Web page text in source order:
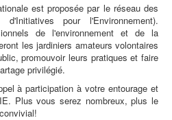
est proposée par le réseau des
pour l'Environnement).
de l'environnement et de la
les jardiniers amateurs volontaires
promouvoir leurs pratiques et faire
privilégié.
à participation à votre entourage et
Plus vous serez nombreux, plus le